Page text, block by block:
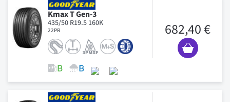
Kmax T Gen-3
435/50 R19.5 160K
22PR 682,40 €